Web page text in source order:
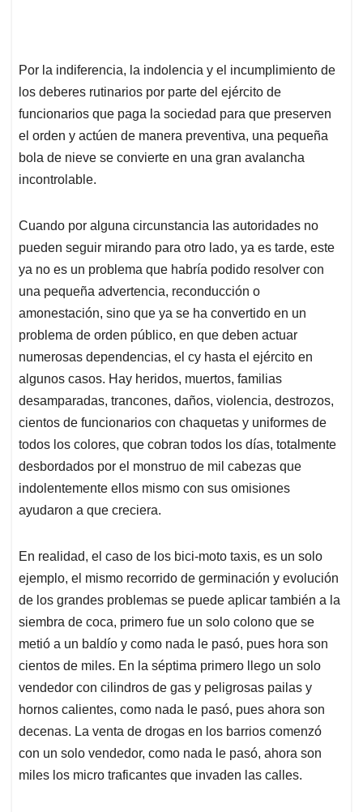
Por la indiferencia, la indolencia y el incumplimiento de
los deberes rutinarios por parte del ejército de
funcionarios que paga la sociedad para que preserven
el orden y actúen de manera preventiva, una pequeña
bola de nieve se convierte en una gran avalancha
incontrolable.
Cuando por alguna circunstancia las autoridades no
pueden seguir mirando para otro lado, ya es tarde, este
ya no es un problema que habría podido resolver con
una pequeña advertencia, reconducción o
amonestación, sino que ya se ha convertido en un
problema de orden público, en que deben actuar
numerosas dependencias, el cy hasta el ejército en
algunos casos. Hay heridos, muertos, familias
desamparadas, trancones, daños, violencia, destrozos,
cientos de funcionarios con chaquetas y uniformes de
todos los colores, que cobran todos los días, totalmente
desbordados por el monstruo de mil cabezas que
indolentemente ellos mismo con sus omisiones
ayudaron a que creciera.
En realidad, el caso de los bici-moto taxis, es un solo
ejemplo, el mismo recorrido de germinación y evolución
de los grandes problemas se puede aplicar también a la
siembra de coca, primero fue un solo colono que se
metió a un baldío y como nada le pasó, pues hora son
cientos de miles. En la séptima primero llego un solo
vendedor con cilindros de gas y peligrosas pailas y
hornos calientes, como nada le pasó, pues ahora son
decenas. La venta de drogas en los barrios comenzó
con un solo vendedor, como nada le pasó, ahora son
miles los micro traficantes que invaden las calles.